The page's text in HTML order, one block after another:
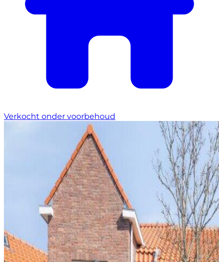
Verkocht onder voorbehoud